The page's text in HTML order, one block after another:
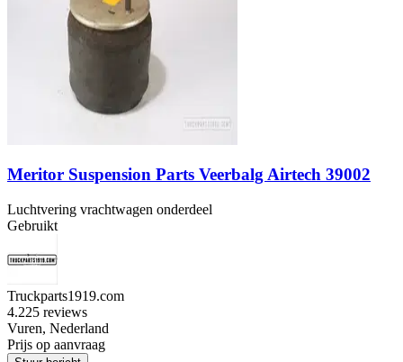
Meritor Suspension Parts Veerbalg Airtech 39002
Luchtvering vrachtwagen onderdeel
Gebruikt
Truckparts1919.com
4.225 reviews
Vuren, Nederland
Prijs op aanvraag